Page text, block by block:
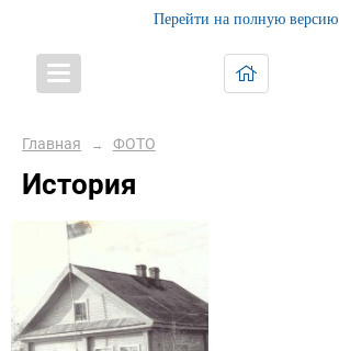
Перейти на полную версию
Главная → ФОТО
История